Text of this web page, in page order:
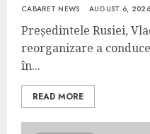
CABARET NEWS AUGUST 6, 2026
Președintele Rusiei,
reorganizare a
în...
READ MORE